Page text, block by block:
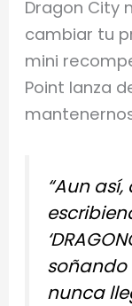
Dragon City
cambiar tu
mini
Point lanza
“Aun
soñando
nunca